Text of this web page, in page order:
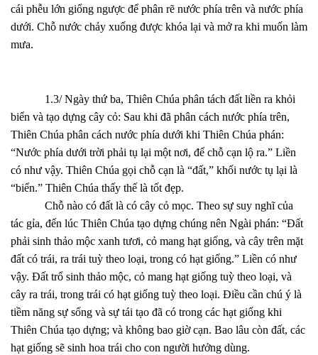
cái phễu lớn giổng ngược để phân rẽ nước phía trên và nước phía
dưới. Chỗ nước chảy xuống được khóa lại và mở ra khi muốn làm
mưa.
1.3/ Ngày thứ ba, Thiên Chúa phân tách đất liền ra khỏi
biển và tạo dựng cây cỏ: Sau khi đã phân cách nước phía trên,
Thiên Chúa phân cách nước phía dưới khi Thiên Chúa phán:
“Nước phía dưới trời phải tụ lại một nơi, để chỗ cạn lộ ra.” Liền
có như vậy. Thiên Chúa gọi chỗ cạn là “đất,” khối nước tụ lại là
“biển.” Thiên Chúa thấy thế là tốt đẹp.
Chỗ nào có đất là có cây cỏ mọc. Theo sự suy nghĩ của
tác gỉa, đến lúc Thiên Chúa tạo dựng chúng nên Ngài phán: “Đất
phải sinh thảo mộc xanh tươi, cỏ mang hạt giống, và cây trên mặt
đất có trái, ra trái tuỳ theo loại, trong có hạt giống.” Liền có như
vậy. Đất trổ sinh thảo mộc, cỏ mang hạt giống tuỳ theo loại, và
cây ra trái, trong trái có hạt giống tuỳ theo loại. Điều cần chú ý là
tiềm năng sự sống và sự tái tạo đã có trong các hạt giống khi
Thiên Chúa tạo dựng; và không bao giờ cạn. Bao lâu còn đất, các
hạt giống sẽ sinh hoa trái cho con người hưởng dùng.